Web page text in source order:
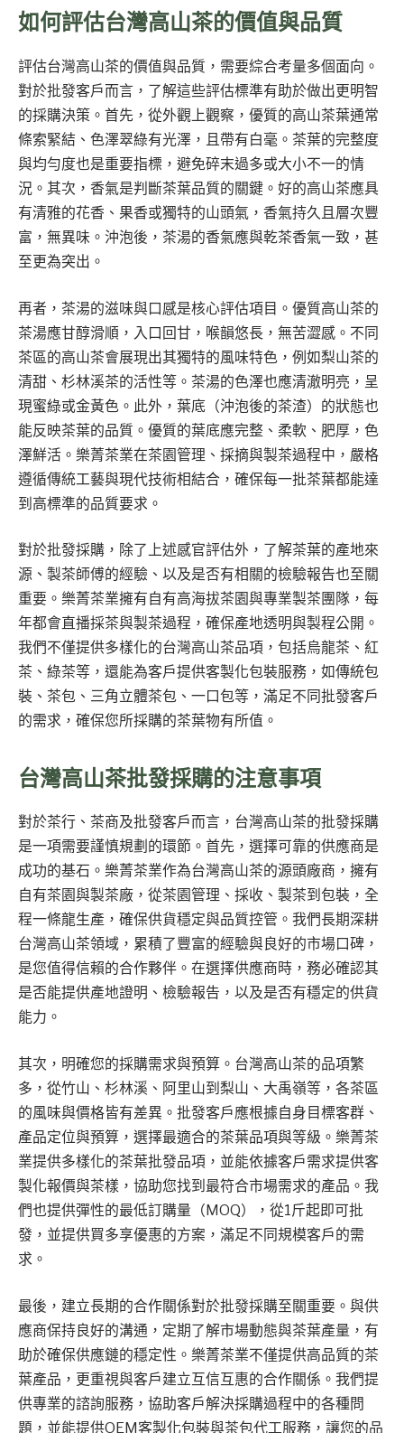
如何評估台灣高山茶的價值與品質
評估台灣高山茶的價值與品質，需要綜合考量多個面向。
對於批發客戶而言，了解這些評估標準有助於做出更明智
的採購決策。首先，從外觀上觀察，優質的高山茶葉通常
條索緊結、色澤翠綠有光澤，且帶有白毫。茶葉的完整度
與均勻度也是重要指標，避免碎末過多或大小不一的情
況。其次，香氣是判斷茶葉品質的關鍵。好的高山茶應具
有清雅的花香、果香或獨特的山頭氣，香氣持久且層次豐
富，無異味。沖泡後，茶湯的香氣應與乾茶香氣一致，甚
至更為突出。
再者，茶湯的滋味與口感是核心評估項目。優質高山茶的
茶湯應甘醇滑順，入口回甘，喉韻悠長，無苦澀感。不同
茶區的高山茶會展現出其獨特的風味特色，例如梨山茶的
清甜、杉林溪茶的活性等。茶湯的色澤也應清澈明亮，呈
現蜜綠或金黃色。此外，葉底（沖泡後的茶渣）的狀態也
能反映茶葉的品質。優質的葉底應完整、柔軟、肥厚，色
澤鮮活。樂菁茶業在茶園管理、採摘與製茶過程中，嚴格
遵循傳統工藝與現代技術相結合，確保每一批茶葉都能達
到高標準的品質要求。
對於批發採購，除了上述感官評估外，了解茶葉的產地來
源、製茶師傅的經驗、以及是否有相關的檢驗報告也至關
重要。樂菁茶業擁有自有高海拔茶園與專業製茶團隊，每
年都會直播採茶與製茶過程，確保產地透明與製程公開。
我們不僅提供多樣化的台灣高山茶品項，包括烏龍茶、紅
茶、綠茶等，還能為客戶提供客製化包裝服務，如傳統包
裝、茶包、三角立體茶包、一口包等，滿足不同批發客戶
的需求，確保您所採購的茶葉物有所值。
台灣高山茶批發採購的注意事項
對於茶行、茶商及批發客戶而言，台灣高山茶的批發採購
是一項需要謹慎規劃的環節。首先，選擇可靠的供應商是
成功的基石。樂菁茶業作為台灣高山茶的源頭廠商，擁有
自有茶園與製茶廠，從茶園管理、採收、製茶到包裝，全
程一條龍生產，確保供貨穩定與品質控管。我們長期深耕
台灣高山茶領域，累積了豐富的經驗與良好的市場口碑，
是您值得信賴的合作夥伴。在選擇供應商時，務必確認其
是否能提供產地證明、檢驗報告，以及是否有穩定的供貨
能力。
其次，明確您的採購需求與預算。台灣高山茶的品項繁
多，從竹山、杉林溪、阿里山到梨山、大禹嶺等，各茶區
的風味與價格皆有差異。批發客戶應根據自身目標客群、
產品定位與預算，選擇最適合的茶葉品項與等級。樂菁茶
業提供多樣化的茶葉批發品項，並能依據客戶需求提供客
製化報價與茶樣，協助您找到最符合市場需求的產品。我
們也提供彈性的最低訂購量（MOQ），從1斤起即可批
發，並提供買多享優惠的方案，滿足不同規模客戶的需
求。
最後，建立長期的合作關係對於批發採購至關重要。與供
應商保持良好的溝通，定期了解市場動態與茶葉產量，有
助於確保供應鏈的穩定性。樂菁茶業不僅提供高品質的茶
葉產品，更重視與客戶建立互信互惠的合作關係。我們提
供專業的諮詢服務，協助客戶解決採購過程中的各種問
題，並能提供OEM客製化包裝與茶包代工服務，讓您的品